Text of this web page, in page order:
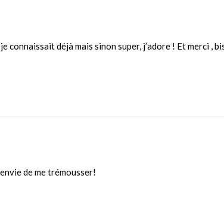
connaissait déjà mais sinon super, j’adore ! Et merci ,
de me trémousser!